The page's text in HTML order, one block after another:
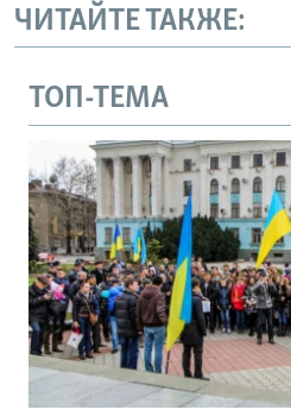
ЧИТАЙТЕ ТАКЖЕ:
ТОП-ТЕМА